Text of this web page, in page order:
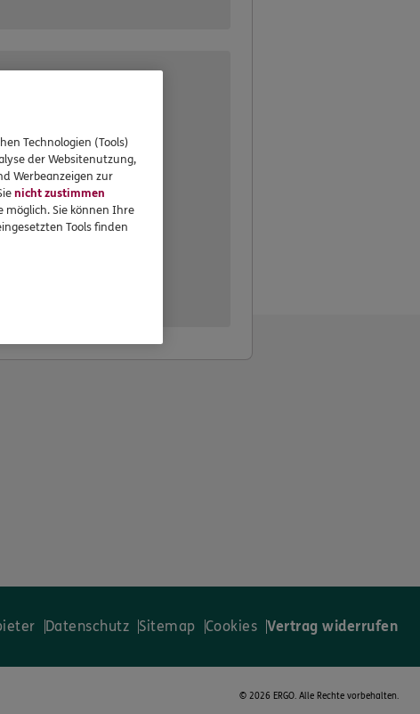
Standorte
Datenschutz Sitemap Cookies Vertrag widerrufen
© 2026 ERGO. Alle Rechte vorbehalten.
Technologien (Tools)
der Websitenutzung,
Werbeanzeigen zur
nicht zustimmen
möglich. Sie können Ihre
Tools finden